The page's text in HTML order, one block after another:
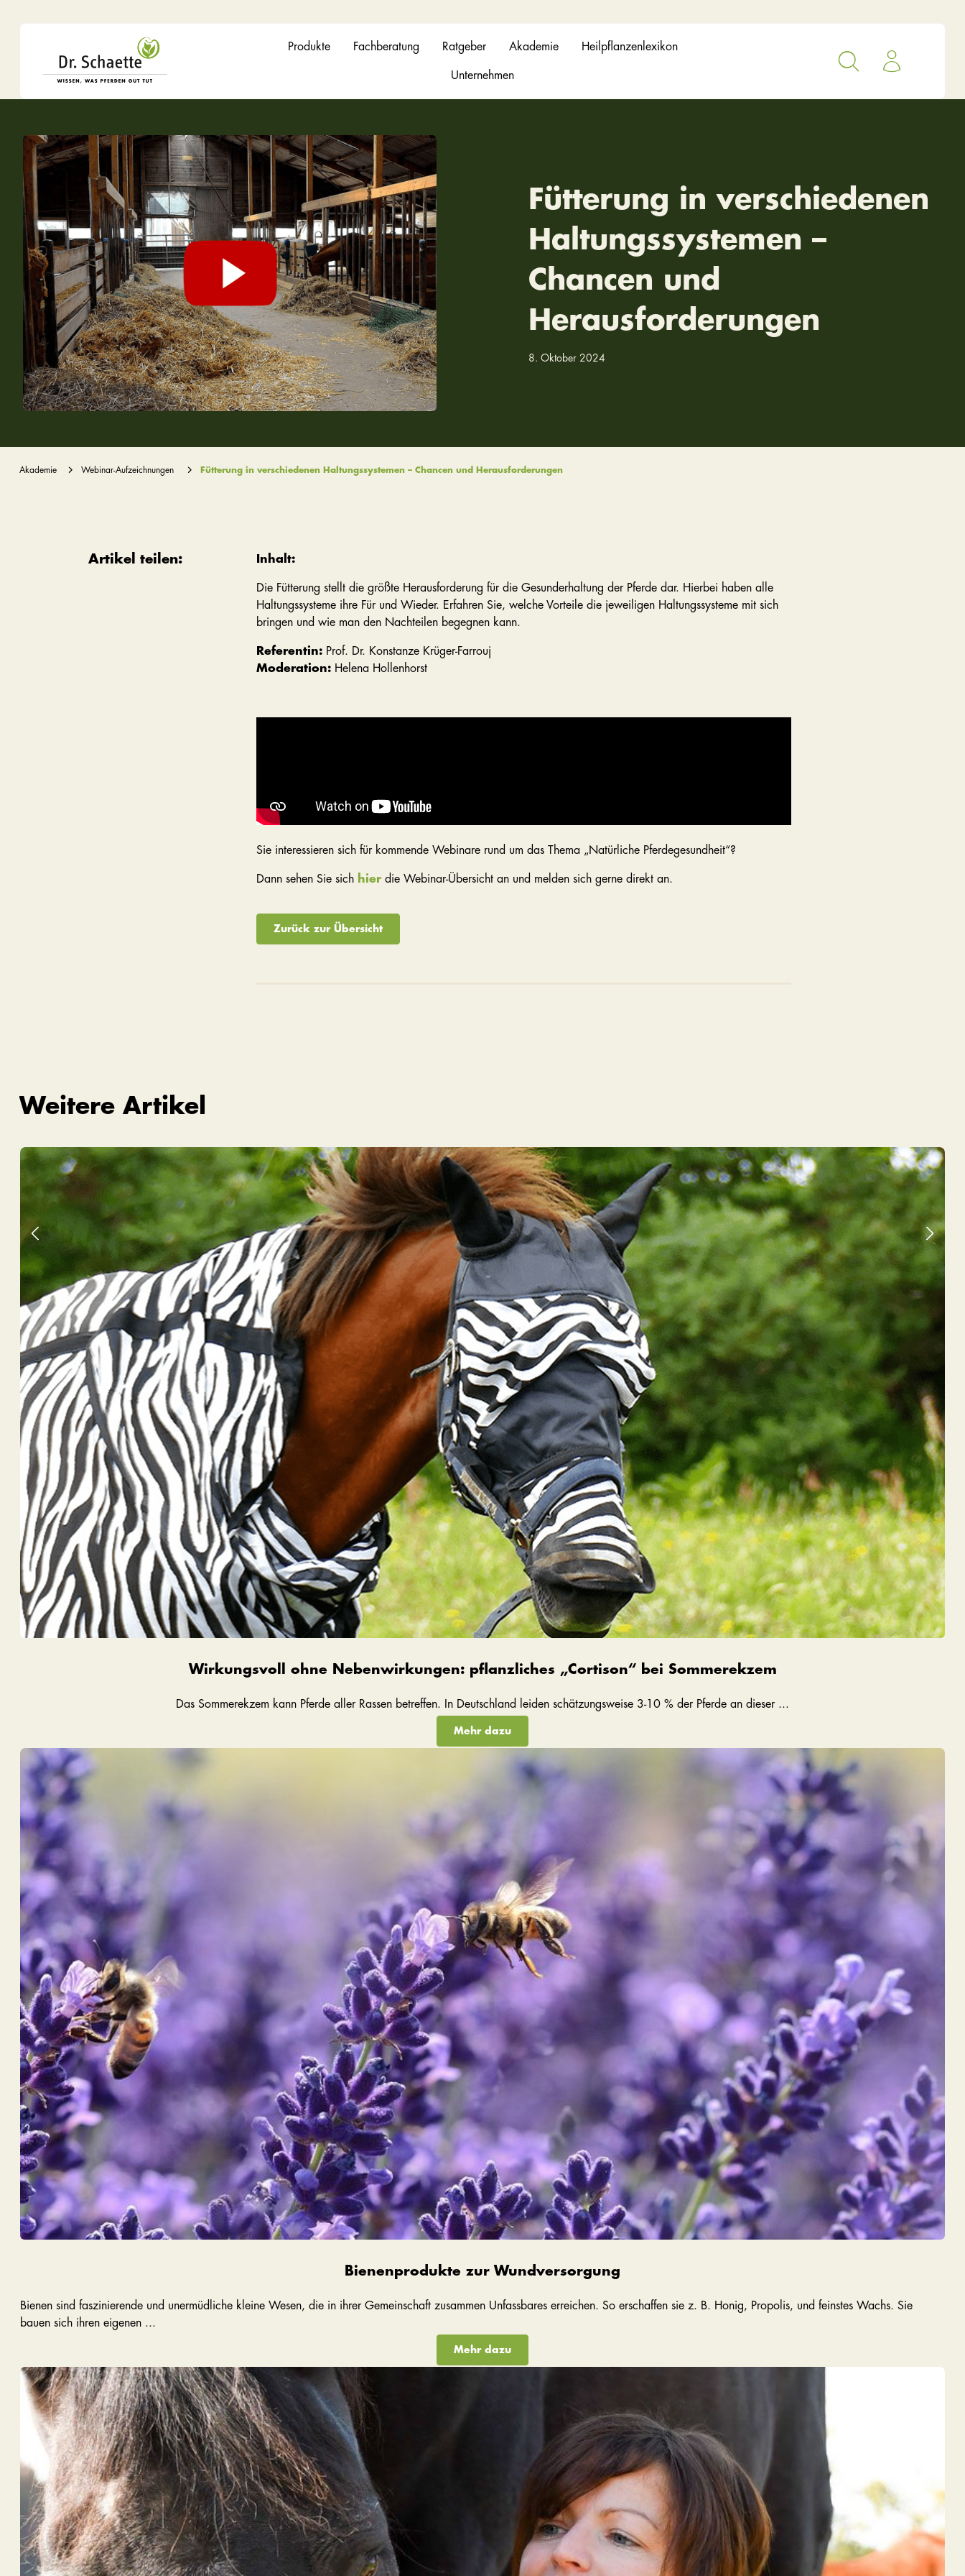
Produkte Fachberatung Ratgeber Akademie Heilpflanzenlexikon
Unternehmen
Fütterung in verschiedenen
Haltungssystemen –
Chancen und
Herausforderungen
8. Oktober 2024
Akademie Webinar-Aufzeichnungen Fütterung in verschiedenen Haltungssystemen – Chancen und Herausforderungen
Artikel teilen: Inhalt:
Die Fütterung stellt die größte Herausforderung für die Gesunderhaltung der Pferde dar. Hierbei haben alle
Haltungssysteme ihre Für und Wieder. Erfahren Sie, welche Vorteile die jeweiligen Haltungssysteme mit sich
bringen und wie man den Nachteilen begegnen kann.
Referentin: Prof. Dr. Konstanze Krüger-Farrouj
Moderation: Helena Hollenhorst
Sie interessieren sich für kommende Webinare rund um das Thema „Natürliche Pferdegesundheit“?
Dann sehen Sie sich hier die Webinar-Übersicht an und melden sich gerne direkt an.
Zurück zur Übersicht
Weitere Artikel
Wirkungsvoll ohne Nebenwirkungen: pflanzliches „Cortison“ bei Sommerekzem
Das Sommerekzem kann Pferde aller Rassen betreffen. In Deutschland leiden schätzungsweise 3-10 % der Pferde an dieser ...
Mehr dazu
Bienenprodukte zur Wundversorgung
Bienen sind faszinierende und unermüdliche kleine Wesen, die in ihrer Gemeinschaft zusammen Unfassbares erreichen. So erschaffen sie z. B. Honig, Propolis, und feinstes Wachs. Sie
bauen sich ihren eigenen ...
Mehr dazu